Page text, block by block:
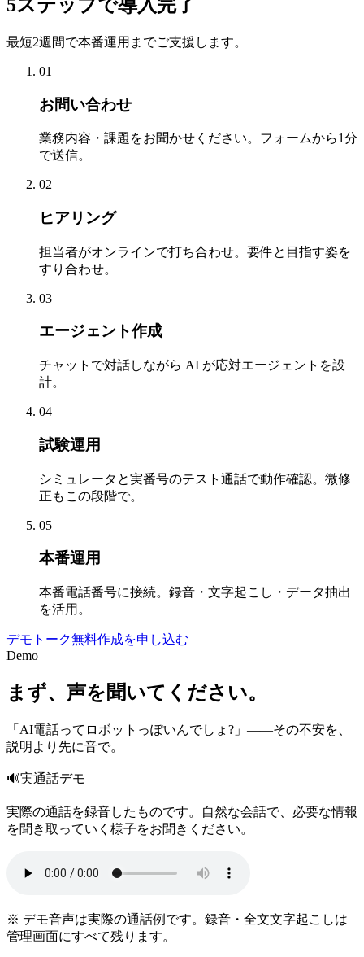
5ステップで導入完了
最短2週間で本番運用までご支援します。
01
お問い合わせ
業務内容・課題をお聞かせください。フォームから1分
で送信。
02
ヒアリング
担当者がオンラインで打ち合わせ。要件と目指す姿を
すり合わせ。
03
エージェント作成
チャットで対話しながら AI が応対エージェントを設
計。
04
試験運用
シミュレータと実番号のテスト通話で動作確認。微修
正もこの段階で。
05
本番運用
本番電話番号に接続。録音・文字起こし・データ抽出
を活用。
デモトーク無料作成を申し込む
Demo
まず、声を聞いてください。
「AI電話ってロボットっぽいんでしょ?」——その不安を、
説明より先に音で。
🔊実通話デモ
実際の通話を録音したものです。自然な会話で、必要な情報
を聞き取っていく様子をお聞きください。
※ デモ音声は実際の通話例です。録音・全文文字起こしは
管理画面にすべて残ります。